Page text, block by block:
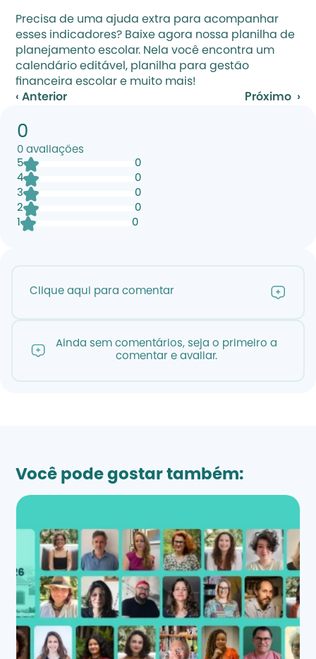
Precisa de uma ajuda extra para acompanhar
esses indicadores? Baixe agora nossa planilha de
planejamento escolar. Nela você encontra um
calendário editável, planilha para gestão
financeira escolar e muito mais!
‹ Anterior
Próximo  ›
0
0 avaliações
5
0
4
0
3
0
2
0
1
0
Clique aqui para comentar
Ainda sem comentários, seja o primeiro a
comentar e avaliar.
Você pode gostar também: